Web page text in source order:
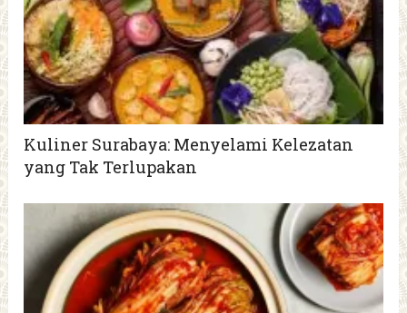
Kuliner Surabaya: Menyelami Kelezatan
yang Tak Terlupakan